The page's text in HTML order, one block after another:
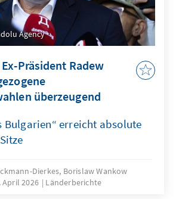
Agency
Präsident Radew
überzeugend
Bulgarien“ erreicht absolute
Dierkes, Borislaw Wankow
April 2026
Länderberichte